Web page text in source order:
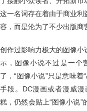
这一名词存在着由于商业
容，而是沦为了不少出版商
创作过影响力极大的图像小
示，图像小说不过是一个
了，“图像小说”只是意味
手段。DC漫画或者漫威
糕，仍然会贴上“图像小说